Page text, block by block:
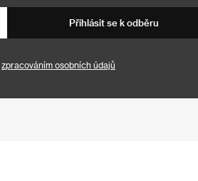
Přihlásit se k odběru
zpracováním osobních údajů